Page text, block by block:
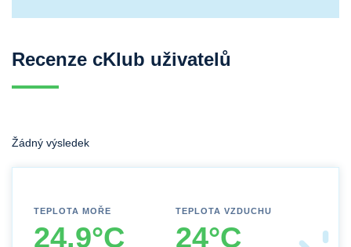
Recenze cKlub uživatelů
Žádný výsledek
TEPLOTA MOŘE
24.9°C
TEPLOTA VZDUCHU
24°C